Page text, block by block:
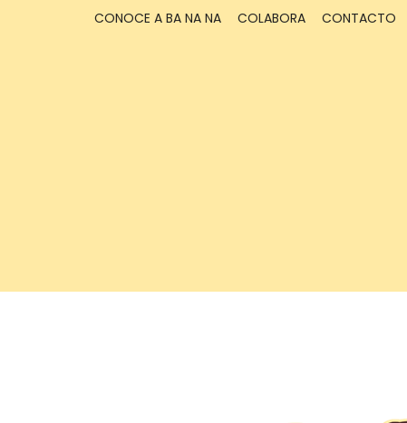
CONOCE A BA NA NA COLABORA CONTACTO